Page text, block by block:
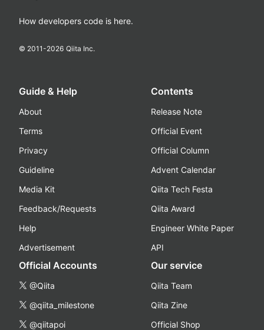
How developers code is here.
© 2011-2026 Qiita Inc.
Guide & Help
About
Terms
Privacy
Guideline
Media Kit
Feedback/Requests
Help
Advertisement
Contents
Release Note
Official Event
Official Column
Advent Calendar
Qiita Tech Festa
Qiita Award
Engineer White Paper
API
Official Accounts
@Qiita
@qiita_milestone
@qiitapoi
Our service
Qiita Team
Qiita Zine
Official Shop